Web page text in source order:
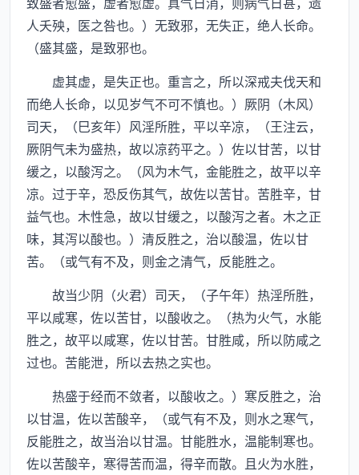
人夭殃，医之咎也。）无致邪，无失正，绝人长命。
（盛其盛，是致邪也。
虚其虚，是失正也。重言之，所以深戒夫伐天和
而绝人长命，以见岁气不可不慎也。）厥阴（木风）
司天，（巳亥年）风淫所胜，平以辛凉，（王注云，
厥阴气未为盛热，故以凉药平之。）佐以甘苦，以甘
缓之，以酸泻之。（风为木气，金能胜之，故平以辛
凉。过于辛，恐反伤其气，故佐以苦甘。苦胜辛，甘
益气也。木性急，故以甘缓之，以酸泻之者。木之正
味，其泻以酸也。）清反胜之，治以酸温，佐以甘
苦。（或气有不及，则金之清气，反能胜之。
故当少阴（火君）司天，（子午年）热淫所胜，
平以咸寒，佐以苦甘，以酸收之。（热为火气，水能
胜之，故平以咸寒，佐以甘苦。甘胜咸，所以防咸之
过也。苦能泄，所以去热之实也。
热盛于经而不敛者，以酸收之。）寒反胜之，治
以甘温，佐以苦酸辛，（或气有不及，则水之寒气，
反能胜之，故当治以甘温。甘能胜水，温能制寒也。
佐以苦酸辛，寒得苦而温，得辛而散。且火为水胜，